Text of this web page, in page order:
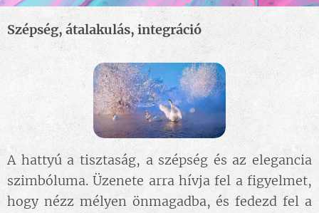
Szépség, átalakulás, integráció
A hattyú a tisztaság, a szépség és az elegancia
szimbóluma. Üzenete arra hívja fel a figyelmet,
hogy nézz mélyen önmagadba, és fedezd fel a